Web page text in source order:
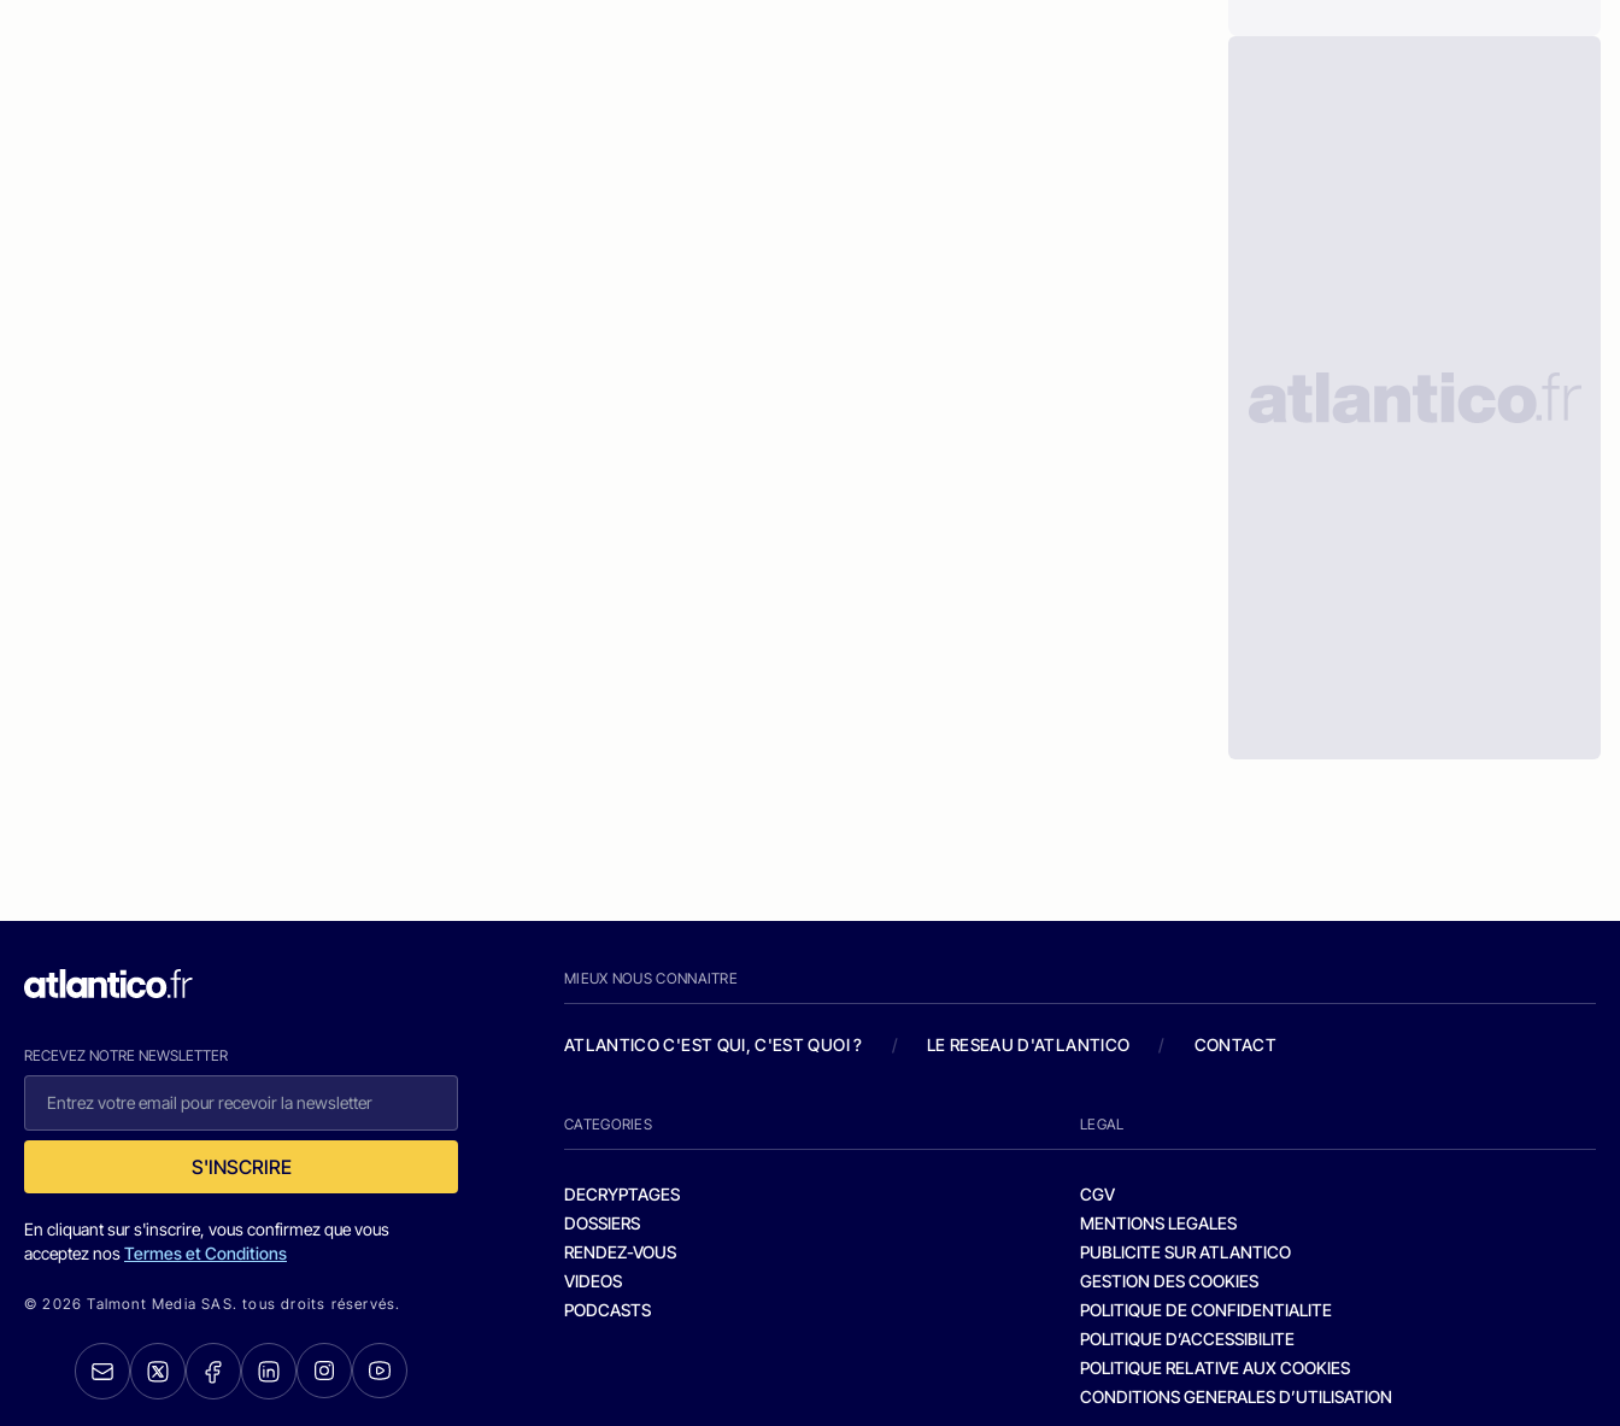
RECEVEZ NOTRE NEWSLETTER
S'INSCRIRE
En cliquant sur s'inscrire, vous confirmez que vous
acceptez nosTermes et Conditions
© 2026 Talmont Media SAS. tous droits réservés.
MIEUX NOUS CONNAITRE
ATLANTICO C'EST QUI, C'EST QUOI ? / LE RESEAU D'ATLANTICO / CONTACT
CATEGORIES
DECRYPTAGES
DOSSIERS
RENDEZ-VOUS
VIDEOS
PODCASTS
LEGAL
CGV
MENTIONS LEGALES
PUBLICITE SUR ATLANTICO
GESTION DES COOKIES
POLITIQUE DE CONFIDENTIALITE
POLITIQUE D’ACCESSIBILITE
POLITIQUE RELATIVE AUX COOKIES
CONDITIONS GENERALES D’UTILISATION